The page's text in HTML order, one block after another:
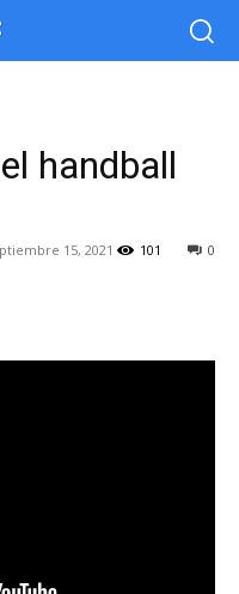
handball
15, 2021 0
101